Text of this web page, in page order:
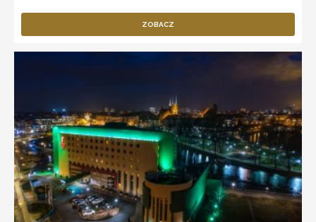
ZOBACZ